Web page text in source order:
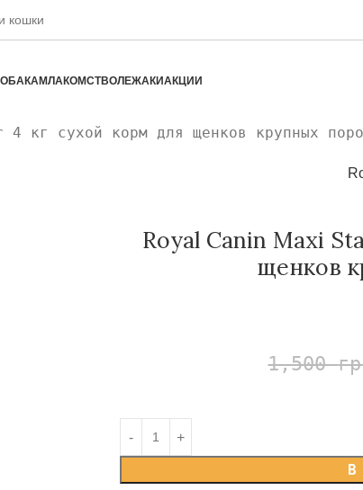
ЛАКОМСТВОЛЕЖАКИАКЦИИ
кг сухой корм для щенков крупных
Royal Canin Maxi
щенков
1,500
В